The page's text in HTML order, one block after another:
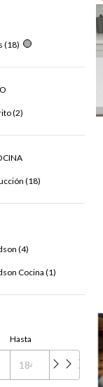
(18)
(2)
(18)
(4)
Cocina (1)
Hasta